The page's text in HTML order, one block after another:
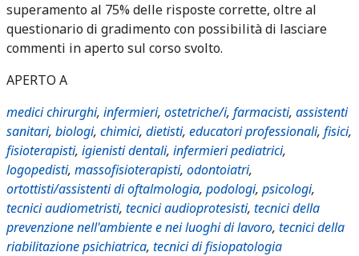
superamento al 75% delle risposte corrette, oltre al
questionario di gradimento con possibilità di lasciare
commenti in aperto sul corso svolto.
APERTO A
medici chirurghi, infermieri, ostetriche/i, farmacisti, assistenti
sanitari, biologi, chimici, dietisti, educatori professionali, fisici,
fisioterapisti, igienisti dentali, infermieri pediatrici,
logopedisti, massofisioterapisti, odontoiatri,
ortottisti/assistenti di oftalmologia, podologi, psicologi,
tecnici audiometristi, tecnici audioprotesisti, tecnici della
prevenzione nell'ambiente e nei luoghi di lavoro, tecnici della
riabilitazione psichiatrica, tecnici di fisiopatologia